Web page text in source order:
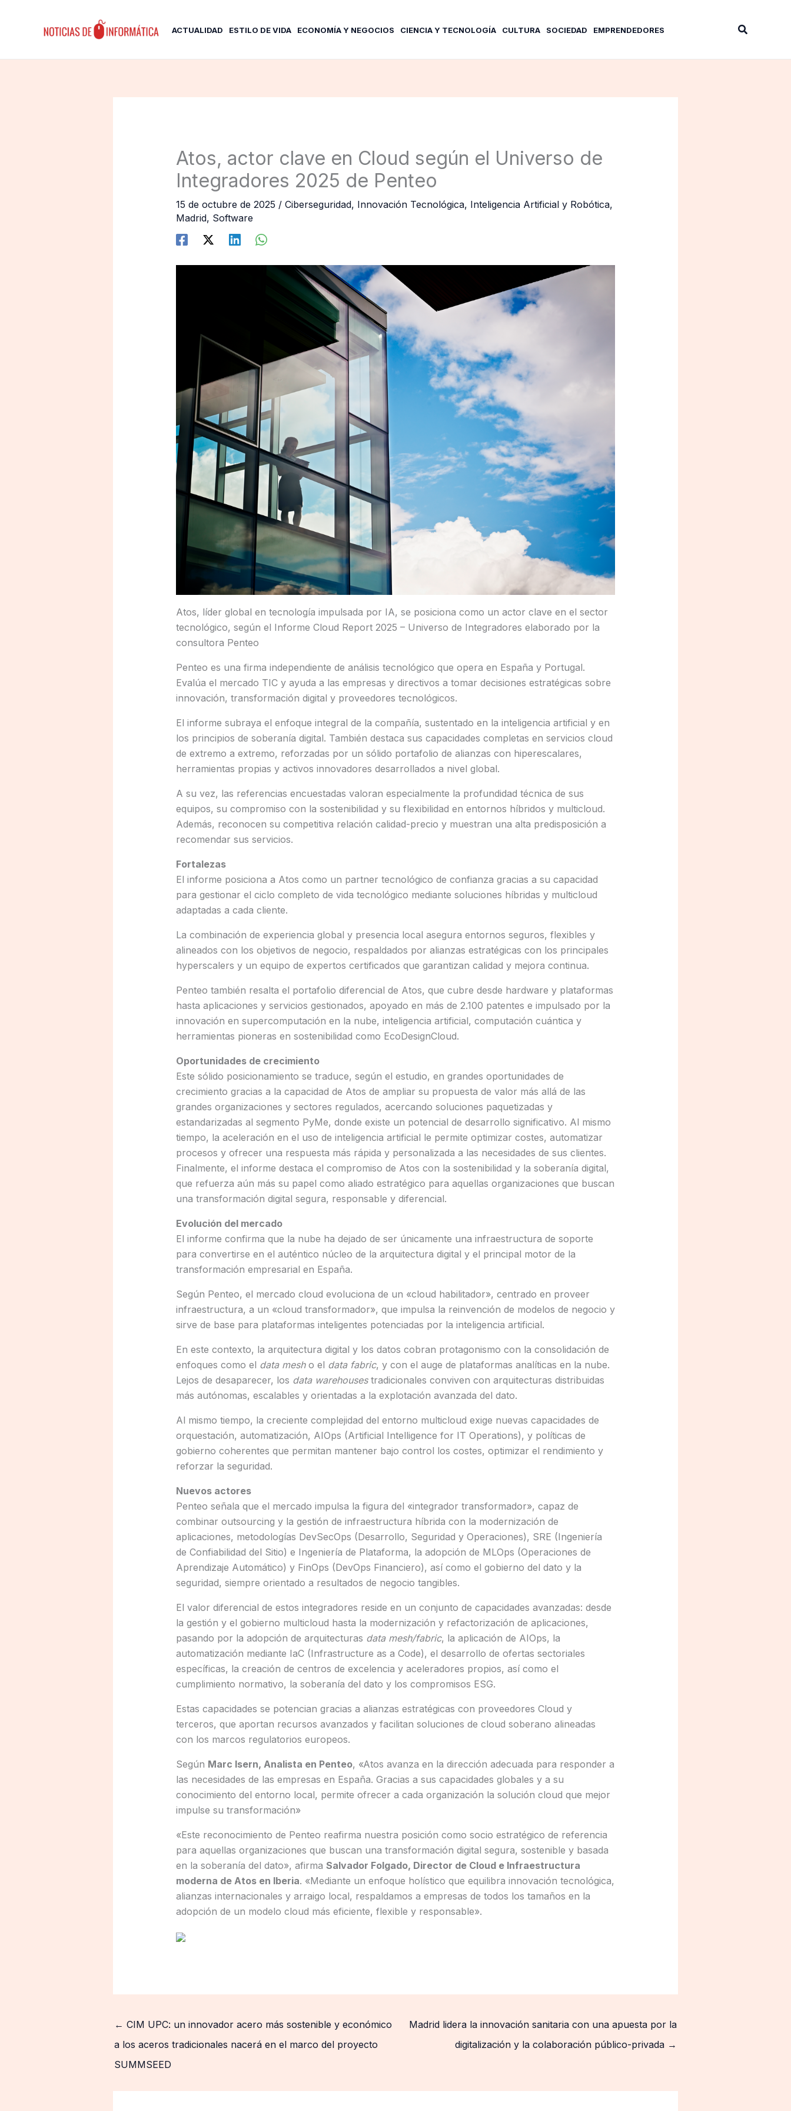
ACTUALIDAD ESTILO DE VIDA ECONOMÍA Y NEGOCIOS CIENCIA Y TECNOLOGÍA CULTURA SOCIEDAD EMPRENDEDORES Buscar
Atos, actor clave en Cloud según el Universo de
Integradores 2025 de Penteo
15 de octubre de 2025 / Ciberseguridad, Innovación Tecnológica, Inteligencia Artificial y Robótica,
Madrid, Software
Atos, líder global en tecnología impulsada por IA, se posiciona como un actor clave en el sector
tecnológico, según el Informe Cloud Report 2025 – Universo de Integradores elaborado por la
consultora Penteo
Penteo es una firma independiente de análisis tecnológico que opera en España y Portugal.
Evalúa el mercado TIC y ayuda a las empresas y directivos a tomar decisiones estratégicas sobre
innovación, transformación digital y proveedores tecnológicos.
El informe subraya el enfoque integral de la compañía, sustentado en la inteligencia artificial y en
los principios de soberanía digital. También destaca sus capacidades completas en servicios cloud
de extremo a extremo, reforzadas por un sólido portafolio de alianzas con hiperescalares,
herramientas propias y activos innovadores desarrollados a nivel global.
A su vez, las referencias encuestadas valoran especialmente la profundidad técnica de sus
equipos, su compromiso con la sostenibilidad y su flexibilidad en entornos híbridos y multicloud.
Además, reconocen su competitiva relación calidad-precio y muestran una alta predisposición a
recomendar sus servicios.
Fortalezas
El informe posiciona a Atos como un partner tecnológico de confianza gracias a su capacidad
para gestionar el ciclo completo de vida tecnológico mediante soluciones híbridas y multicloud
adaptadas a cada cliente.
La combinación de experiencia global y presencia local asegura entornos seguros, flexibles y
alineados con los objetivos de negocio, respaldados por alianzas estratégicas con los principales
hyperscalers y un equipo de expertos certificados que garantizan calidad y mejora continua.
Penteo también resalta el portafolio diferencial de Atos, que cubre desde hardware y plataformas
hasta aplicaciones y servicios gestionados, apoyado en más de 2.100 patentes e impulsado por la
innovación en supercomputación en la nube, inteligencia artificial, computación cuántica y
herramientas pioneras en sostenibilidad como EcoDesignCloud.
Oportunidades de crecimiento
Este sólido posicionamiento se traduce, según el estudio, en grandes oportunidades de
crecimiento gracias a la capacidad de Atos de ampliar su propuesta de valor más allá de las
grandes organizaciones y sectores regulados, acercando soluciones paquetizadas y
estandarizadas al segmento PyMe, donde existe un potencial de desarrollo significativo. Al mismo
tiempo, la aceleración en el uso de inteligencia artificial le permite optimizar costes, automatizar
procesos y ofrecer una respuesta más rápida y personalizada a las necesidades de sus clientes.
Finalmente, el informe destaca el compromiso de Atos con la sostenibilidad y la soberanía digital,
que refuerza aún más su papel como aliado estratégico para aquellas organizaciones que buscan
una transformación digital segura, responsable y diferencial.
Evolución del mercado
El informe confirma que la nube ha dejado de ser únicamente una infraestructura de soporte
para convertirse en el auténtico núcleo de la arquitectura digital y el principal motor de la
transformación empresarial en España.
Según Penteo, el mercado cloud evoluciona de un «cloud habilitador», centrado en proveer
infraestructura, a un «cloud transformador», que impulsa la reinvención de modelos de negocio y
sirve de base para plataformas inteligentes potenciadas por la inteligencia artificial.
En este contexto, la arquitectura digital y los datos cobran protagonismo con la consolidación de
enfoques como el data mesho el data fabric, y con el auge de plataformas analíticas en la nube.
Lejos de desaparecer, los data warehousestradicionales conviven con arquitecturas distribuidas
más autónomas, escalables y orientadas a la explotación avanzada del dato.
Al mismo tiempo, la creciente complejidad del entorno multicloud exige nuevas capacidades de
orquestación, automatización, AIOps (Artificial Intelligence for IT Operations), y políticas de
gobierno coherentes que permitan mantener bajo control los costes, optimizar el rendimiento y
reforzar la seguridad.
Nuevos actores
Penteo señala que el mercado impulsa la figura del «integrador transformador», capaz de
combinar outsourcing y la gestión de infraestructura híbrida con la modernización de
aplicaciones, metodologías DevSecOps (Desarrollo, Seguridad y Operaciones), SRE (Ingeniería
de Confiabilidad del Sitio) e Ingeniería de Plataforma, la adopción de MLOps (Operaciones de
Aprendizaje Automático) y FinOps (DevOps Financiero), así como el gobierno del dato y la
seguridad, siempre orientado a resultados de negocio tangibles.
El valor diferencial de estos integradores reside en un conjunto de capacidades avanzadas: desde
la gestión y el gobierno multicloud hasta la modernización y refactorización de aplicaciones,
pasando por la adopción de arquitecturas data mesh/fabric, la aplicación de AIOps, la
automatización mediante IaC (Infrastructure as a Code), el desarrollo de ofertas sectoriales
específicas, la creación de centros de excelencia y aceleradores propios, así como el
cumplimiento normativo, la soberanía del dato y los compromisos ESG.
Estas capacidades se potencian gracias a alianzas estratégicas con proveedores Cloud y
terceros, que aportan recursos avanzados y facilitan soluciones de cloud soberano alineadas
con los marcos regulatorios europeos.
Según Marc Isern, Analista en Penteo, «Atos avanza en la dirección adecuada para responder a
las necesidades de las empresas en España. Gracias a sus capacidades globales y a su
conocimiento del entorno local, permite ofrecer a cada organización la solución cloud que mejor
impulse su transformación»
«Este reconocimiento de Penteo reafirma nuestra posición como socio estratégico de referencia
para aquellas organizaciones que buscan una transformación digital segura, sostenible y basada
en la soberanía del dato», afirma Salvador Folgado, Director de Cloud e Infraestructura
moderna de Atos en Iberia. «Mediante un enfoque holístico que equilibra innovación tecnológica,
alianzas internacionales y arraigo local, respaldamos a empresas de todos los tamaños en la
adopción de un modelo cloud más eficiente, flexible y responsable».
← CIM UPC: un innovador acero más sostenible y económico
a los aceros tradicionales nacerá en el marco del proyecto
SUMMSEED
Madrid lidera la innovación sanitaria con una apuesta por la
digitalización y la colaboración público-privada →